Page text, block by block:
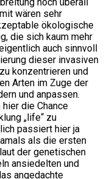
wären sehr
ökologische
die sich kaum mehr
auch sinnvoll
dieser invasiven
konzentrieren und
Arten im Zuge der
und anpassen.
die Chance
„life“ zu
passiert hier ja
als die ersten
der genetischen
ansiedelten und
angedachte